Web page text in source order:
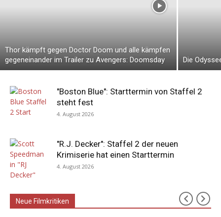
Thor kämpft gegen Doctor Doom und alle kämpfen
gegeneinander im Trailer zu Avengers: Doomsday
Die
"Boston Blue": Starttermin von Staffel 2
steht fest
4. August 2026
"R.J. Decker": Staffel 2 der neuen
Krimiserie hat einen Starttermin
4. August 2026
Neue Filmkritiken